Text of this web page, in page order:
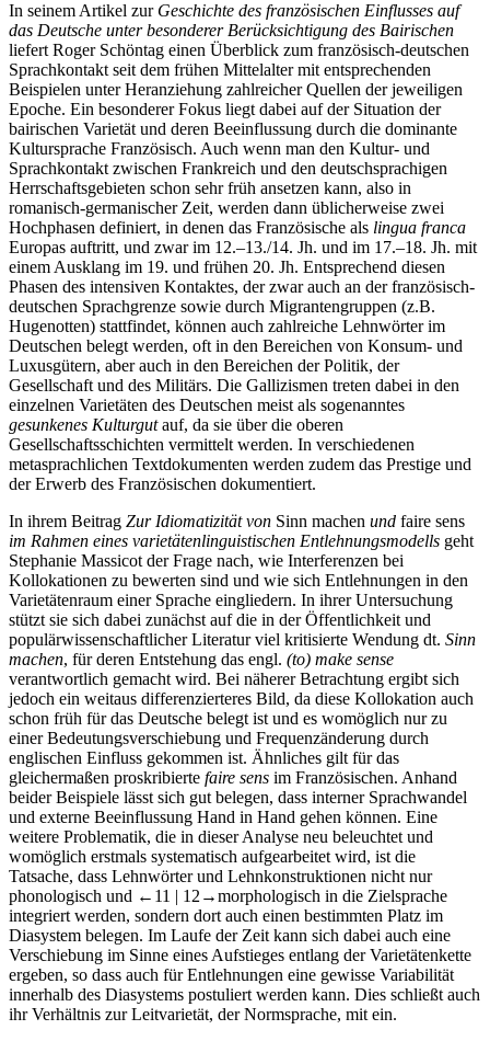
In seinem Artikel zur Geschichte des französischen Einflusses auf
das Deutsche unter besonderer Berücksichtigung des Bairischen
liefertRoger Schöntag einen Überblick zum französisch-deutschen
Sprachkontakt seit dem frühen Mittelalter mit entsprechenden
Beispielen unter Heranziehung zahlreicher Quellen der jeweiligen
Epoche. Ein besonderer Fokus liegt dabei auf der Situation der
bairischen Varietät und deren Beeinflussung durch die dominante
Kultursprache Französisch. Auch wenn man den Kultur- und
Sprachkontakt zwischen Frankreich und den deutschsprachigen
Herrschaftsgebieten schon sehr früh ansetzen kann, also in
romanisch-germanischer Zeit, werden dann üblicherweise zwei
Hochphasen definiert, in denen das Französische als lingua franca
Europas auftritt, und zwar im 12.–13./14. Jh. und im 17.–18. Jh. mit
einem Ausklang im 19. und frühen 20. Jh. Entsprechend diesen
Phasen des intensiven Kontaktes, der zwar auch an der französisch-
deutschen Sprachgrenze sowie durch Migrantengruppen (z.B.
Hugenotten) stattfindet, können auch zahlreiche Lehnwörter im
Deutschen belegt werden, oft in den Bereichen von Konsum- und
Luxusgütern, aber auch in den Bereichen der Politik, der
Gesellschaft und des Militärs. Die Gallizismen treten dabei in den
einzelnen Varietäten des Deutschen meist als sogenanntes
gesunkenes Kulturgutauf, da sie über die oberen
Gesellschaftsschichten vermittelt werden. In verschiedenen
metasprachlichen Textdokumenten werden zudem das Prestige und
der Erwerb des Französischen dokumentiert.
In ihrem Beitrag Zur Idiomatizität von Sinn machen und faire sens
im Rahmen eines varietätenlinguistischen Entlehnungsmodells geht
Stephanie Massicotder Frage nach, wie Interferenzen bei
Kollokationen zu bewerten sind und wie sich Entlehnungen in den
Varietätenraum einer Sprache eingliedern. In ihrer Untersuchung
stützt sie sich dabei zunächst auf die in der Öffentlichkeit und
populärwissenschaftlicher Literatur viel kritisierte Wendung dt. Sinn
machen, für deren Entstehung das engl. (to) make sense
verantwortlich gemacht wird. Bei näherer Betrachtung ergibt sich
jedoch ein weitaus differenzierteres Bild, da diese Kollokation auch
schon früh für das Deutsche belegt ist und es womöglich nur zu
einer Bedeutungsverschiebung und Frequenzänderung durch
englischen Einfluss gekommen ist. Ähnliches gilt für das
gleichermaßen proskribierte faire sens im Französischen. Anhand
beider Beispiele lässt sich gut belegen, dass interner Sprachwandel
und externe Beeinflussung Hand in Hand gehen können. Eine
weitere Problematik, die in dieser Analyse neu beleuchtet und
womöglich erstmals systematisch aufgearbeitet wird, ist die
Tatsache, dass Lehnwörter und Lehnkonstruktionen nicht nur
phonologisch und ←11 | 12→morphologisch in die Zielsprache
integriert werden, sondern dort auch einen bestimmten Platz im
Diasystem belegen. Im Laufe der Zeit kann sich dabei auch eine
Verschiebung im Sinne eines Aufstieges entlang der Varietätenkette
ergeben, so dass auch für Entlehnungen eine gewisse Variabilität
innerhalb des Diasystems postuliert werden kann. Dies schließt auch
ihr Verhältnis zur Leitvarietät, der Normsprache, mit ein.